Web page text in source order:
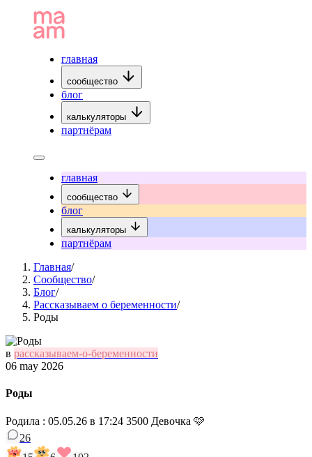
главная
сообщество
блог
калькуляторы
партнёрам
главная
сообщество
блог
калькуляторы
партнёрам
Главная/
Сообщество/
Блог/
Рассказываем о беременности/
Роды
в рассказываем-о-беременности
06 may 2026
Роды
Родила : 05.05.26 в 17:24 3500 Девочка 🩷
26